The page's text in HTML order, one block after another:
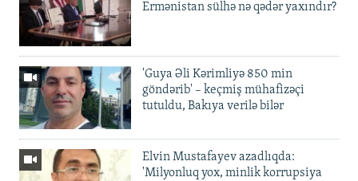
Ermənistan sülhə nə qədər yaxındır?
'Guya Əli Kərimliyə 850 min
göndərib' – keçmiş mühafizəçi
tutuldu, Bakıya verilə bilər
Elvin Mustafayev azadlıqda:
'Milyonluq yox, minlik korrupsiya